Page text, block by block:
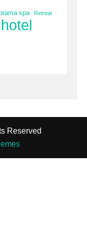
spa Retreat
Reserved